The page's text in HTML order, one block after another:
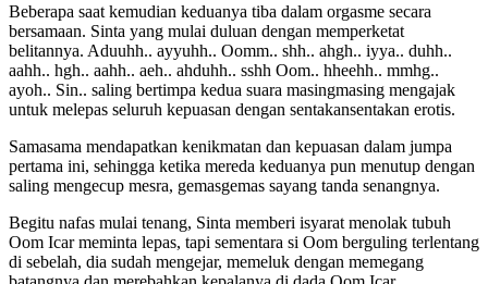
Beberapa saat kemudian keduanya tiba dalam orgasme secara
bersamaan. Sinta yang mulai duluan dengan memperketat
belitannya. Aduuhh.. ayyuhh.. Oomm.. shh.. ahgh.. iyya.. duhh..
aahh.. hgh.. aahh.. aeh.. ahduhh.. sshh Oom.. hheehh.. mmhg..
ayoh.. Sin.. saling bertimpa kedua suara masingmasing mengajak
untuk melepas seluruh kepuasan dengan sentakansentakan erotis.
Samasama mendapatkan kenikmatan dan kepuasan dalam jumpa
pertama ini, sehingga ketika mereda keduanya pun menutup dengan
saling mengecup mesra, gemasgemas sayang tanda senangnya.
Begitu nafas mulai tenang, Sinta memberi isyarat menolak tubuh
Oom Icar meminta lepas, tapi sementara si Oom berguling terlentang
di sebelah, dia sudah mengejar, memeluk dengan memegang